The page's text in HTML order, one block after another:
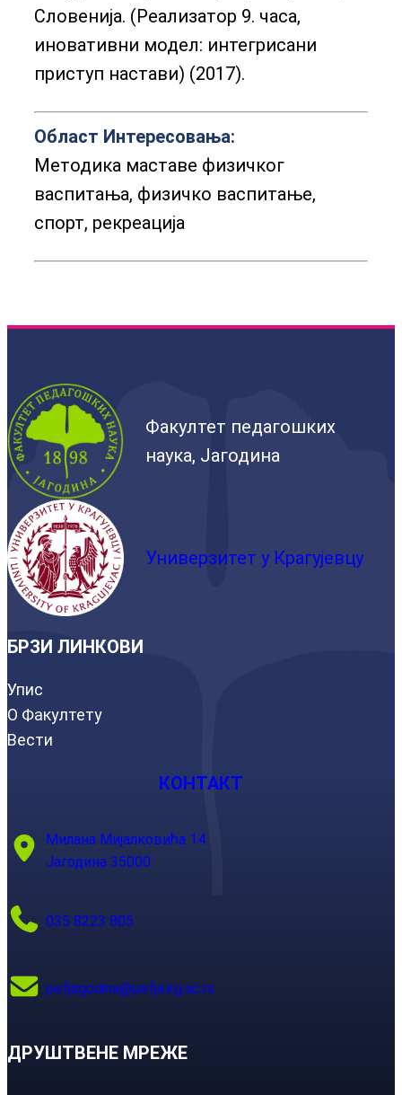
Словенија. (Реализатор 9. часа,
иновативни модел: интегрисани
приступ настави) (2017).
Област Интересовања:
Методика маставе физичког
васпитања, физичко васпитање,
спорт, рекреација
Факултет педагошких
наука, Јагодина
Универзитет у Крагујевцу
БРЗИ ЛИНКОВИ
Упис
О Факултету
Вести
КОНТАКТ
Милана Мијалковића 14
Јагодина 35000
035 8223 805
pefjagodina@pefja.kg.ac.rs
ДРУШТВЕНЕ МРЕЖЕ